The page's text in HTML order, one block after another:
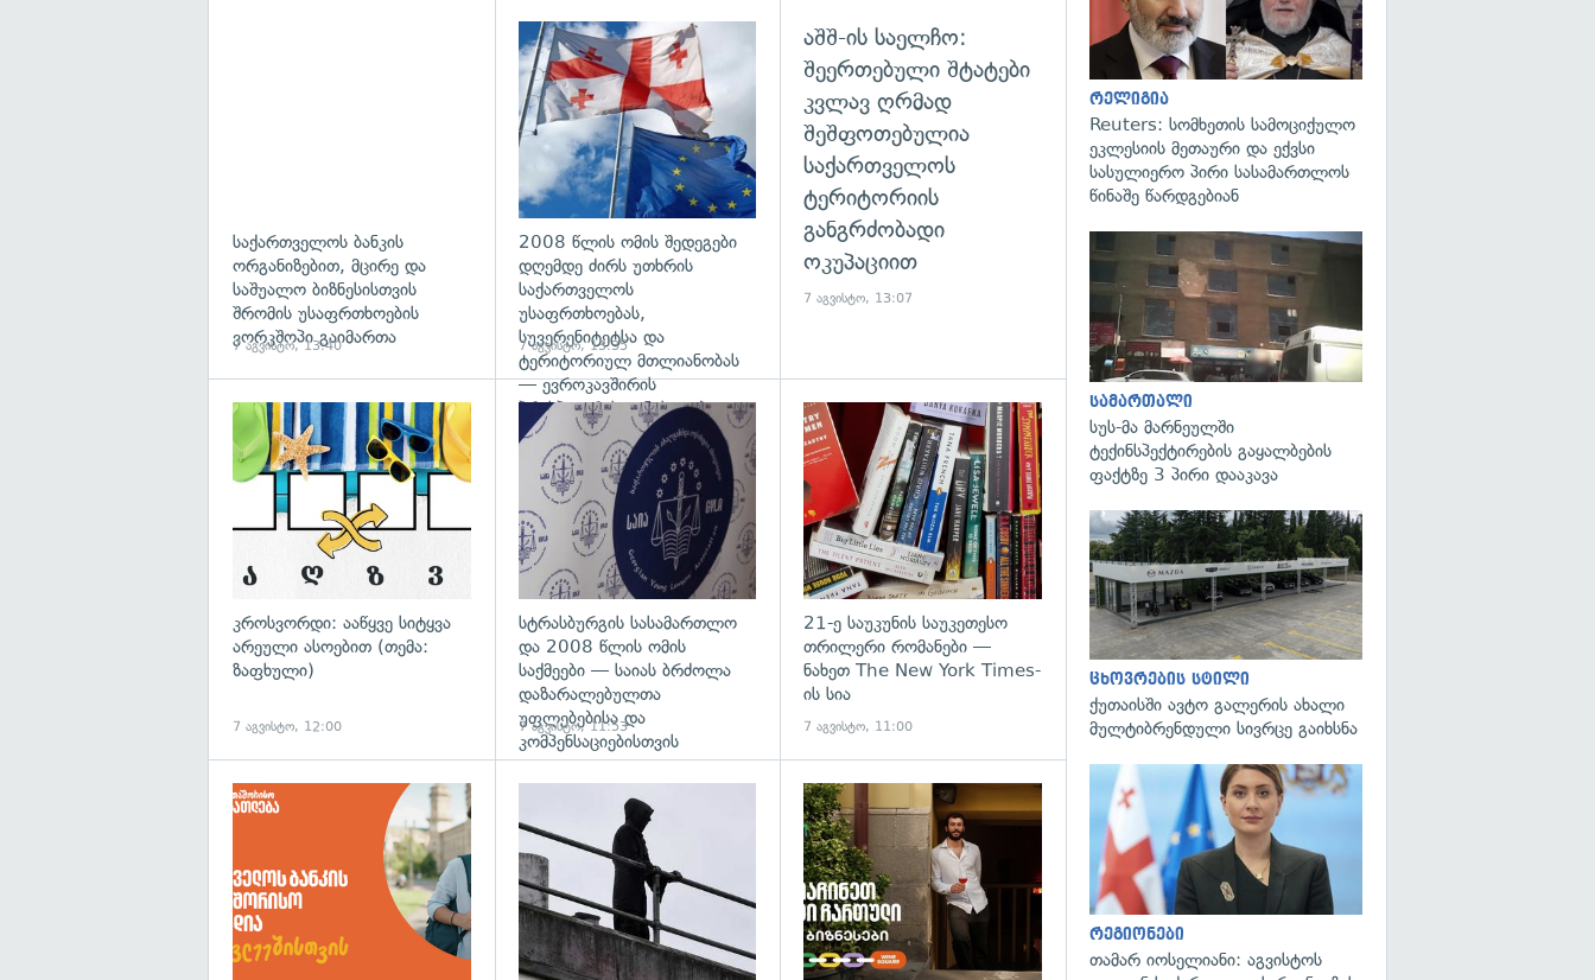
საქართველოს ბანკის
ორგანიზებით, მცირე და
საშუალო ბიზნესისთვის
შრომის უსაფრთხოების
ვორკშოპი გაიმართა
7 აგვისტო, 13:40
გადახედვა
2008 წლის ომის შედეგები
დღემდე ძირს უთხრის
საქართველოს
უსაფრთხოებას,
სუვერენიტეტსა და
ტერიტორიულ მთლიანობას
— ევროკავშირის
პრესპიკერის განცხადება
7 აგვისტო, 13:35
აშშ-ის საელჩო:
შეერთებული შტატები
კვლავ ღრმად
შეშფოთებულია
საქართველოს
ტერიტორიის
განგრძობადი
ოკუპაციით
7 აგვისტო, 13:07
გადახედვა
კროსვორდი: ააწყვე სიტყვა
არეული ასოებით (თემა:
ზაფხული)
7 აგვისტო, 12:00
გადახედვა
სტრასბურგის სასამართლო
და 2008 წლის ომის
საქმეები — საიას ბრძოლა
დაზარალებულთა
უფლებებისა და
კომპენსაციებისთვის
7 აგვისტო, 11:53
გადახედვა
21-ე საუკუნის საუკეთესო
თრილერი რომანები —
ნახეთ The New York Times-
ის სია
7 აგვისტო, 11:00
გადახედვა
რელიგია
Reuters: სომხეთის სამოციქულო
ეკლესიის მეთაური და ექვსი
სასულიერო პირი სასამართლოს
წინაშე წარდგებიან
სამართალი
სუს-მა მარნეულში
ტექინსპექტირების გაყალბების
ფაქტზე 3 პირი დააკავა
ცხოვრების სტილი
ქუთაისში ავტო გალერის ახალი
მულტიბრენდული სივრცე გაიხსნა
რეგიონები
თამარ იოსელიანი: აგვისტოს